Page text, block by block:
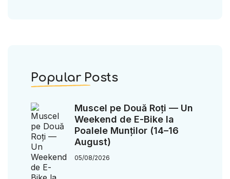
Popular Posts
Muscel pe Două Roți — Un
Weekend de E-Bike la
Poalele Munților (14–16
August)
05/08/2026